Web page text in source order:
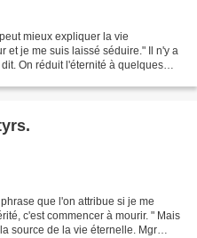
mieux expliquer la vie
et je me suis laissé séduire." Il n'y a
On réduit l'éternité à quelques
que l'on attribue si je me
c'est commencer à mourir. " Mais
source de la vie éternelle. Mgr